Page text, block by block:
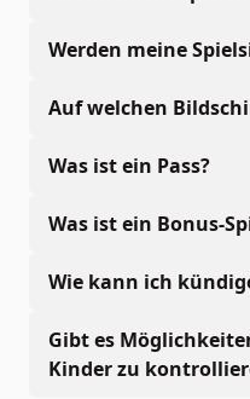
Werden meine
Auf welchen
Was ist ein Pass?
Was ist ein Bonus-
Wie kann ich
Gibt es
Kinder zu